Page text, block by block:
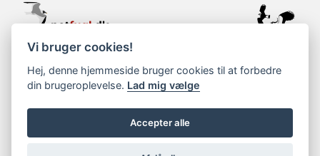
support@netfugl.dk
copyright © 2002-2023
Vi bruger cookies!
Hej, denne hjemmeside bruger cookies til at forbedre
din brugeroplevelse. Lad mig vælge
Accepter alle